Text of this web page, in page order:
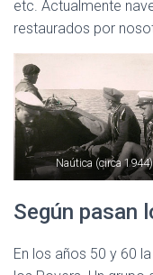
etc. Actualmente
restaurados por
Naútica (circa 1944)
Según pasan
En los años 50 y 60